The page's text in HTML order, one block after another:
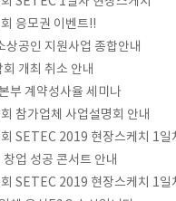
응모권 이벤트!!
상공인 지원사업 종합안내
개최 취소 안내
부 계약성사율 세미나
참가업체 사업설명회 안내
SETEC 2019 현장스케치 1일
업 성공 콘서트 안내
SETEC 2019 현장스케치 1일